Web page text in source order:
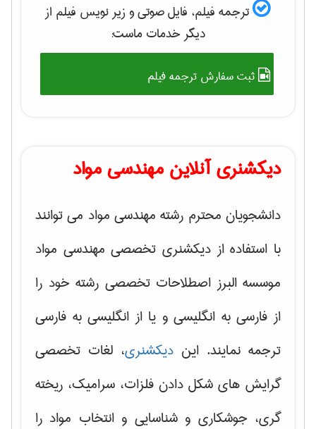
ترجمه فیلم، فایل صوتی و زیر نویس فیلم از
دیگر خدمات ماست:
ثبت سفارش ترجمه فیلم
دیکشنری آنلاین مهندسی مواد
دانشجویان محترم رشته مهندسی مواد می توانند
با استفاده از دیکشنری تخصصی مهندسی مواد
موسسه البرز اصطلاحات تخصصی رشته خود را
از فارسی به انگلیسی و یا از انگلیسی به فارسی
ترجمه نمایند. این دیکشنری، لغات تخصصی
گرایش های شکل دادن فلزات، سرامیک، ریخته
گری، جوشکاری و شناسایی و انتخاب مواد را